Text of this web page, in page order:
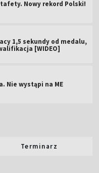
Nowy rekord Polski!
1,5 sekundy od medalu,
[WIDEO]
Nie wystąpi na ME
Terminarz